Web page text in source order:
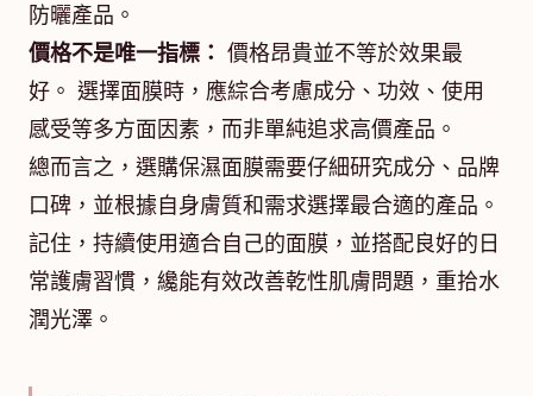
防曬產品。
價格不是唯一指標： 價格昂貴並不等於效果最
好。 選擇面膜時，應綜合考慮成分、功效、使用
感受等多方面因素，而非單純追求高價產品。
總而言之，選購保濕面膜需要仔細研究成分、品牌
口碑，並根據自身膚質和需求選擇最合適的產品。
記住，持續使用適合自己的面膜，並搭配良好的日
常護膚習慣，纔能有效改善乾性肌膚問題，重拾水
潤光澤。